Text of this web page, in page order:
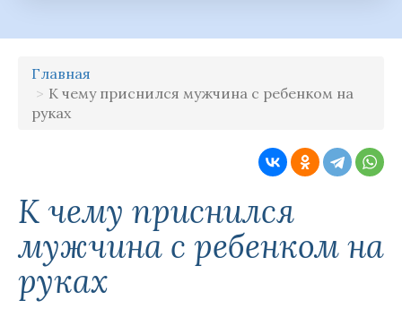
Главная
К чему приснился мужчина с ребенком на
руках
К чему приснился
мужчина с ребенком на
руках